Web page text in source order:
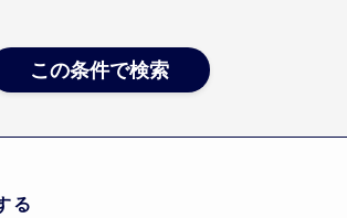
この条件で検索
る